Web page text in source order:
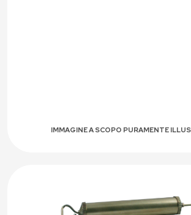
IMMAGINE A SCOPO PURAMENTE